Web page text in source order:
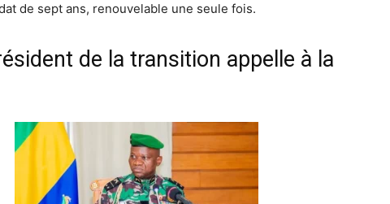
de sept ans, renouvelable une seule fois.
de la transition appelle à la